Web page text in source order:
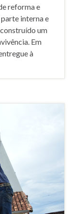
reforma e
interna e
um
Em
à